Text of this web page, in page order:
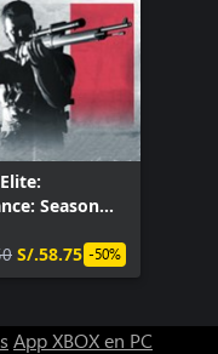
Season
S/.58.75 -50%
App XBOX en PC